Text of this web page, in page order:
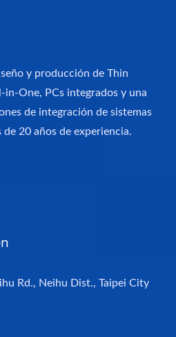
y producción de Thin
One, PCs integrados y una
de integración de sistemas
20 años de experiencia.
Rd., Neihu Dist., Taipei City